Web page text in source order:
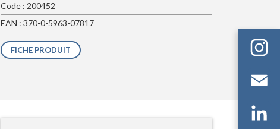
Code : 200452
EAN : 370-0-5963-07817
FICHE PRODUIT